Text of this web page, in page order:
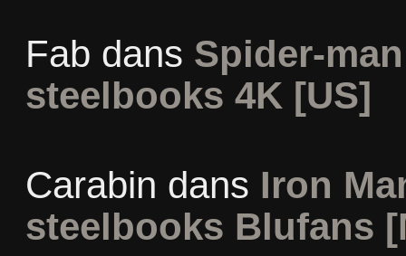
Fab dans Spider-
steelbooks 4K [US]
Carabin dans Iron
steelbooks Blufans